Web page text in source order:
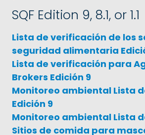
SQF Edition 9, 8.1, or 1.1
Lista de verificación de los
seguridad alimentaria
Lista de verificación para
Brokers Edición 9
Monitoreo ambiental Lista
Edición 9
Monitoreo ambiental Lista
Sitios de comida para